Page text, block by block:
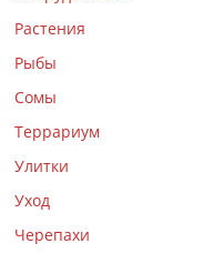
Растения
Рыбы
Сомы
Террариум
Улитки
Уход
Черепахи